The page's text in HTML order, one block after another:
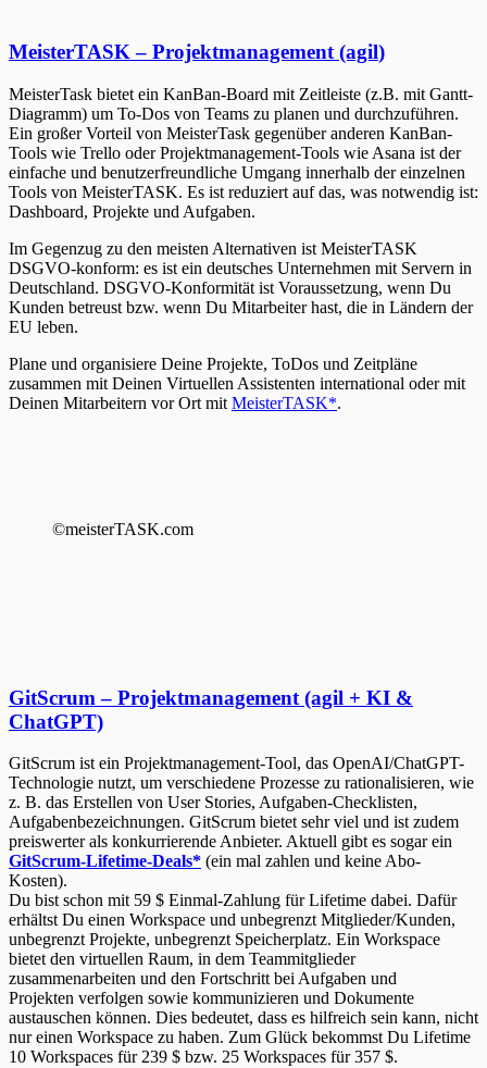
MeisterTASK – Projektmanagement (agil)
MeisterTask bietet ein KanBan-Board mit Zeitleiste (z.B. mit Gantt-
Diagramm) um To-Dos von Teams zu planen und durchzuführen.
Ein großer Vorteil von MeisterTask gegenüber anderen KanBan-
Tools wie Trello oder Projektmanagement-Tools wie Asana ist der
einfache und benutzerfreundliche Umgang innerhalb der einzelnen
Tools von MeisterTASK. Es ist reduziert auf das, was notwendig ist:
Dashboard, Projekte und Aufgaben.
Im Gegenzug zu den meisten Alternativen ist MeisterTASK
DSGVO-konform: es ist ein deutsches Unternehmen mit Servern in
Deutschland. DSGVO-Konformität ist Voraussetzung, wenn Du
Kunden betreust bzw. wenn Du Mitarbeiter hast, die in Ländern der
EU leben.
Plane und organisiere Deine Projekte, ToDos und Zeitpläne
zusammen mit Deinen Virtuellen Assistenten international oder mit
Deinen Mitarbeitern vor Ort mit MeisterTASK*.
©meisterTASK.com
GitScrum – Projektmanagement (agil + KI &
ChatGPT)
GitScrum ist ein Projektmanagement-Tool, das OpenAI/ChatGPT-
Technologie nutzt, um verschiedene Prozesse zu rationalisieren, wie
z. B. das Erstellen von User Stories, Aufgaben-Checklisten,
Aufgabenbezeichnungen. GitScrum bietet sehr viel und ist zudem
preiswerter als konkurrierende Anbieter. Aktuell gibt es sogar ein
GitScrum-Lifetime-Deals* (ein mal zahlen und keine Abo-
Kosten).
Du bist schon mit 59 $ Einmal-Zahlung für Lifetime dabei. Dafür
erhältst Du einen Workspace und unbegrenzt Mitglieder/Kunden,
unbegrenzt Projekte, unbegrenzt Speicherplatz. Ein Workspace
bietet den virtuellen Raum, in dem Teammitglieder
zusammenarbeiten und den Fortschritt bei Aufgaben und
Projekten verfolgen sowie kommunizieren und Dokumente
austauschen können. Dies bedeutet, dass es hilfreich sein kann, nicht
nur einen Workspace zu haben. Zum Glück bekommst Du Lifetime
10 Workspaces für 239 $ bzw. 25 Workspaces für 357 $.